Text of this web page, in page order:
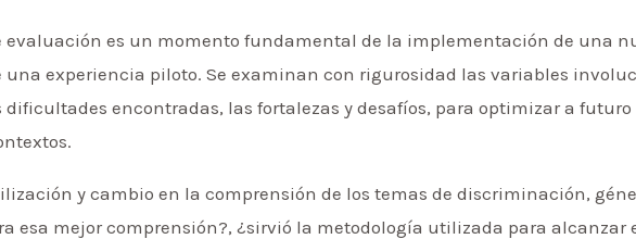
evaluación es un momento fundamental de la implementación de una
una experiencia piloto. Se examinan con rigurosidad las variables
dificultades encontradas, las fortalezas y desafíos, para optimizar a
y cambio en la comprensión de los temas de discriminación,
esa mejor comprensión?, ¿sirvió la metodología utilizada para alcanzar